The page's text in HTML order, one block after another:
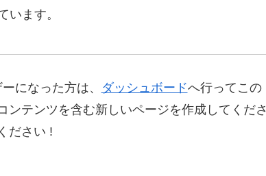
います。
になった方は、 ダッシュボードへ行ってこの
ンテンツを含む新しいページを作成してくださ
ださい !